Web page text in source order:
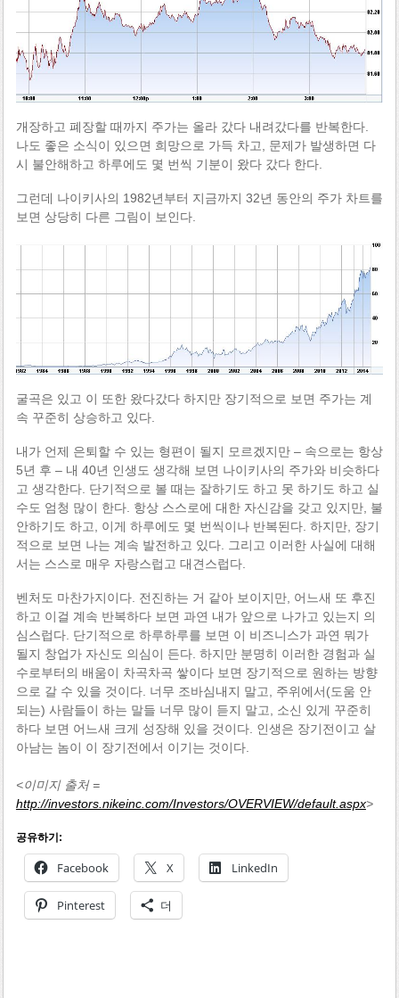
개장하고 폐장할 때까지 주가는 올라 갔다 내려갔다를 반복한다.
나도 좋은 소식이 있으면 희망으로 가득 차고, 문제가 발생하면 다
시 불안해하고 하루에도 몇 번씩 기분이 왔다 갔다 한다.
그런데 나이키사의 1982년부터 지금까지 32년 동안의 주가 차트를
보면 상당히 다른 그림이 보인다.
굴곡은 있고 이 또한 왔다갔다 하지만 장기적으로 보면 주가는 계
속 꾸준히 상승하고 있다.
내가 언제 은퇴할 수 있는 형편이 될지 모르겠지만 – 속으로는 항상
5년 후 – 내 40년 인생도 생각해 보면 나이키사의 주가와 비슷하다
고 생각한다. 단기적으로 볼 때는 잘하기도 하고 못 하기도 하고 실
수도 엄청 많이 한다. 항상 스스로에 대한 자신감을 갖고 있지만, 불
안하기도 하고, 이게 하루에도 몇 번씩이나 반복된다. 하지만, 장기
적으로 보면 나는 계속 발전하고 있다. 그리고 이러한 사실에 대해
서는 스스로 매우 자랑스럽고 대견스럽다.
벤처도 마찬가지이다. 전진하는 거 같아 보이지만, 어느새 또 후진
하고 이걸 계속 반복하다 보면 과연 내가 앞으로 나가고 있는지 의
심스럽다. 단기적으로 하루하루를 보면 이 비즈니스가 과연 뭐가
될지 창업가 자신도 의심이 든다. 하지만 분명히 이러한 경험과 실
수로부터의 배움이 차곡차곡 쌓이다 보면 장기적으로 원하는 방향
으로 갈 수 있을 것이다. 너무 조바심내지 말고, 주위에서(도움 안
되는) 사람들이 하는 말들 너무 많이 듣지 말고, 소신 있게 꾸준히
하다 보면 어느새 크게 성장해 있을 것이다. 인생은 장기전이고 살
아남는 놈이 이 장기전에서 이기는 것이다.
<이미지 출처 =
http://investors.nikeinc.com/Investors/OVERVIEW/default.aspx>
공유하기:
Facebook X LinkedIn
Pinterest 더